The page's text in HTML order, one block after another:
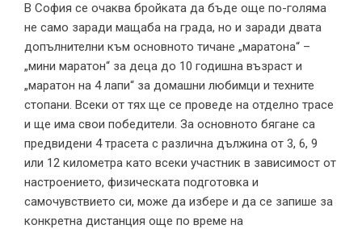
В София се очаква бройката да бъде още по-голяма
не само заради мащаба на града, но и заради двата
допълнителни към основното тичане „маратона“ –
„мини маратон“ за деца до 10 годишна възраст и
„маратон на 4 лапи“ за домашни любимци и техните
стопани. Всеки от тях ще се проведе на отделно трасе
и ще има свои победители. За основното бягане са
предвидени 4 трасета с различна дължина от 3, 6, 9
или 12 километра като всеки участник в зависимост от
настроението, физическата подготовка и
самочувствието си, може да избере и да се запише за
конкретна дистанция още по време на